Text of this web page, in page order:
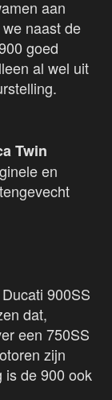
aan
naast de
goed
al wel uit
Twin
en
900SS
dat,
een 750SS
zijn
is de 900 ook